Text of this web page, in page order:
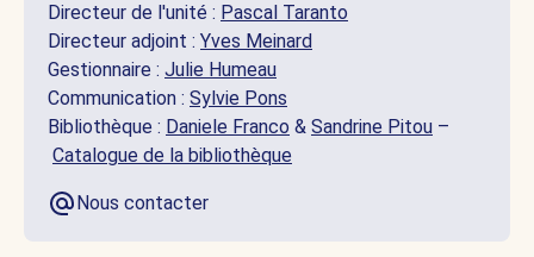
Directeur de l'unité : Pascal Taranto
Directeur adjoint : Yves Meinard
Gestionnaire : Julie Humeau
Communication : Sylvie Pons
Bibliothèque : Daniele Franco & Sandrine Pitou –
Catalogue de la bibliothèque
Nous contacter